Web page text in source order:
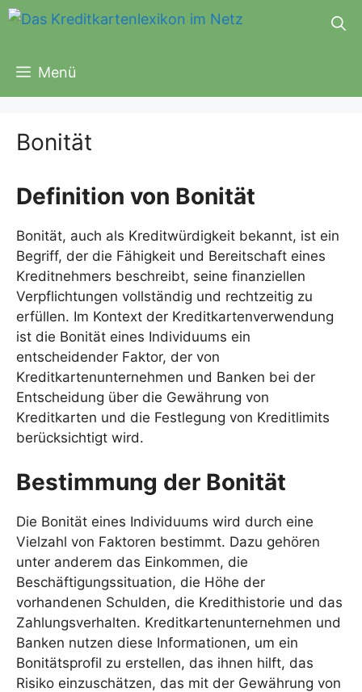
Zum
Inhalt
Menü
Bonität
Definition von Bonität
Bonität, auch als Kreditwürdigkeit bekannt, ist ein
Begriff, der die Fähigkeit und Bereitschaft eines
Kreditnehmers beschreibt, seine finanziellen
Verpflichtungen vollständig und rechtzeitig zu
erfüllen. Im Kontext der Kreditkartenverwendung
ist die Bonität eines Individuums ein
entscheidender Faktor, der von
Kreditkartenunternehmen und Banken bei der
Entscheidung über die Gewährung von
Kreditkarten und die Festlegung von Kreditlimits
berücksichtigt wird.
Bestimmung der Bonität
Die Bonität eines Individuums wird durch eine
Vielzahl von Faktoren bestimmt. Dazu gehören
unter anderem das Einkommen, die
Beschäftigungssituation, die Höhe der
vorhandenen Schulden, die Kredithistorie und das
Zahlungsverhalten. Kreditkartenunternehmen und
Banken nutzen diese Informationen, um ein
Bonitätsprofil zu erstellen, das ihnen hilft, das
Risiko einzuschätzen, das mit der Gewährung von